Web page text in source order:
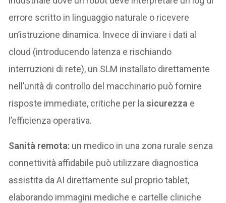
errore scritto in linguaggio naturale o ricevere
un’istruzione dinamica. Invece di inviare i dati al
cloud (introducendo latenza e rischiando
interruzioni di rete), un SLM installato direttamente
nell’unità di controllo del macchinario può fornire
risposte immediate, critiche per lasicurezza e
l’efficienza operativa.
Sanità remota: un medico in una zona rurale senza
connettività affidabile può utilizzare diagnostica
assistita da AI direttamente sul proprio tablet,
elaborando immagini mediche e cartelle cliniche